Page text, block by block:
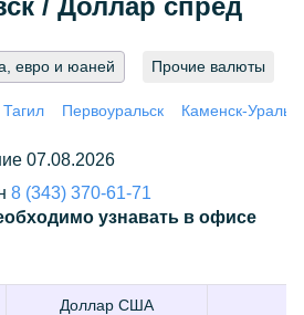
/ Доллар спред
евро и юаней Прочие валюты
Первоуральск Каменск-
07.08.2026
8 (343) 370-61-71
узнавать в офисе
Доллар США